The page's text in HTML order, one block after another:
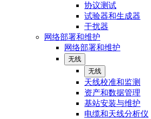
协议测试
试验器和生成器
干扰器
网络部署和维护
网络部署和维护
无线
无线
天线校准和监测
资产和数据管理
基站安装与维护
电缆和天线分析仪